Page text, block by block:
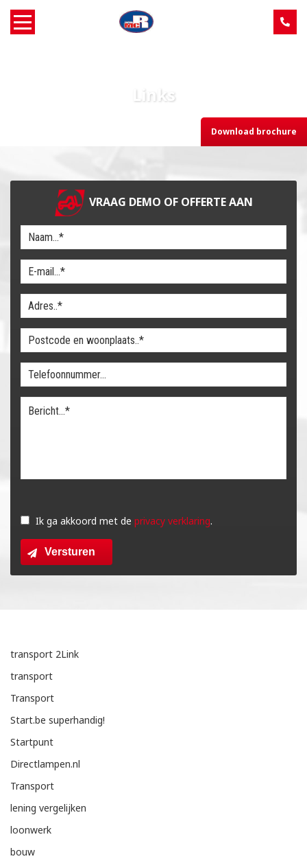
Service
Machine aanbod
Nieuws
Contact
Links
Download brochure
VRAAG DEMO OF OFFERTE AAN
dit
veld
leeg
Ik ga akkoord met de privacy verklaring.
Versturen
transport 2Link
transport
Transport
Start.be superhandig!
Startpunt
Directlampen.nl
Transport
lening vergelijken
loonwerk
bouw